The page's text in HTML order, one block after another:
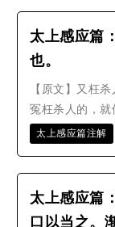
言语重复，太
太上感应篇
也。
【原文】又枉
冤枉杀人的，就
横取，而这里接
冤枉诬陷他人
太上感应篇注解
太上感应篇
口以当之。